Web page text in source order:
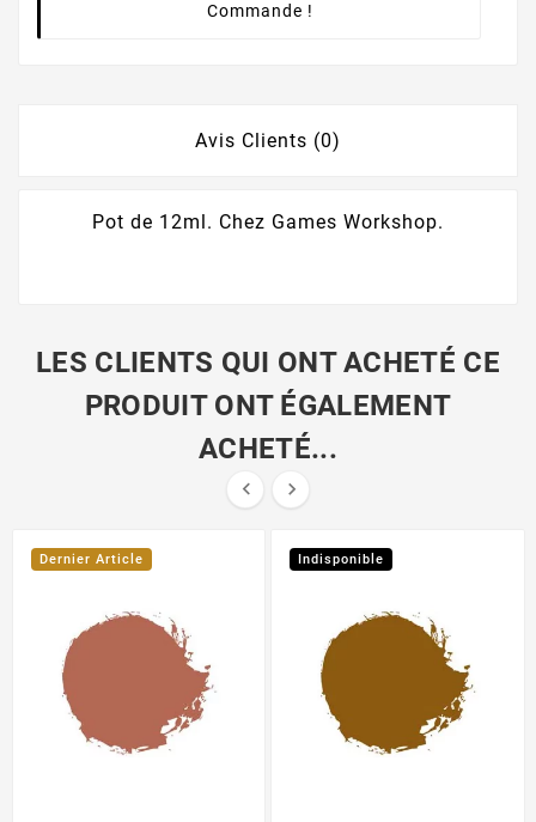
Commande !
Avis Clients (0)
Pot de 12ml. Chez Games Workshop.
LES CLIENTS QUI ONT ACHETÉ CE
PRODUIT ONT ÉGALEMENT
ACHETÉ...
 
Dernier Article Indisponible